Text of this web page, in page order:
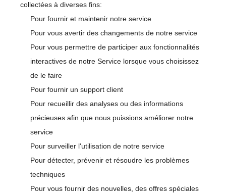
collectées à diverses fins:
Pour fournir et maintenir notre service
Pour vous avertir des changements de notre service
Pour vous permettre de participer aux fonctionnalités
interactives de notre Service lorsque vous choisissez
de le faire
Pour fournir un support client
Pour recueillir des analyses ou des informations
précieuses afin que nous puissions améliorer notre
service
Pour surveiller l'utilisation de notre service
Pour détecter, prévenir et résoudre les problèmes
techniques
Pour vous fournir des nouvelles, des offres spéciales